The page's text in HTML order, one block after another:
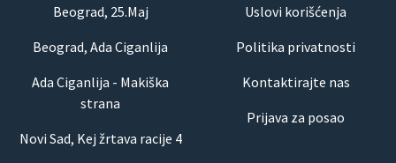
Beograd, 25.Maj
Beograd, Ada Ciganlija
Ada Ciganlija - Makiška
strana
Novi Sad, Kej žrtava racije 4
Uslovi korišćenja
Politika privatnosti
Kontaktirajte nas
Prijava za posao